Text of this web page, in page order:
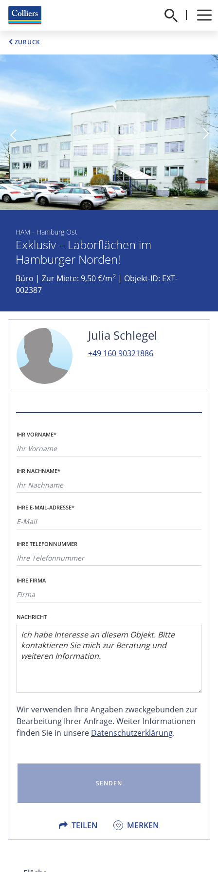
ZURÜCK
HAM - Hamburg Ost
Exklusiv – Laborflächen im
Hamburger Norden!
Büro | Zur Miete: 9,50 €/m2 | Objekt-ID: EXT-
002387
Julia Schlegel
+49 160 90321886
IHR VORNAME*
IHR NACHNAME*
IHRE E-MAIL-ADRESSE*
IHRE TELEFONNUMMER
IHRE FIRMA
NACHRICHT
Wir verwenden Ihre Angaben zweckgebunden zur
Bearbeitung Ihrer Anfrage. Weiter Informationen
finden Sie in unsere Datenschutzerklärung.
TEILEN
FACEBOOK
X
MERKEN